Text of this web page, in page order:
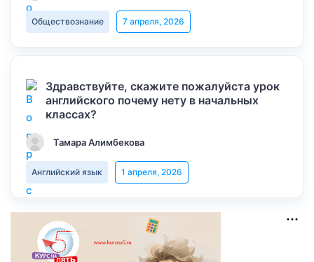
Обществознание 7 апреля, 2026
Здравствуйте, скажите пожалуйста урок
английского почему нету в начальных
классах?
Тамара Алимбекова
Английский язык 1 апреля, 2026